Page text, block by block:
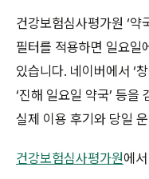
건강보험심사평가원 ‘약
필터를 적용하면 일요일
있습니다. 네이버에서 ‘
‘진해 일요일 약국’ 등을
실제 이용 후기와 당일
건강보험심사평가원에